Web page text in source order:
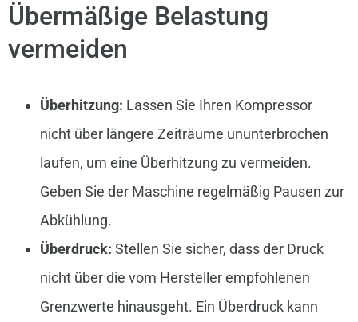
Übermäßige Belastung
vermeiden
Überhitzung: Lassen Sie Ihren Kompressor
nicht über längere Zeiträume ununterbrochen
laufen, um eine Überhitzung zu vermeiden.
Geben Sie der Maschine regelmäßig Pausen zur
Abkühlung.
Überdruck: Stellen Sie sicher, dass der Druck
nicht über die vom Hersteller empfohlenen
Grenzwerte hinausgeht. Ein Überdruck kann